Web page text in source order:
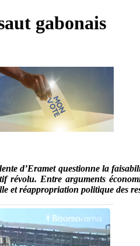
gabonais
d’Eramet questionne la
Entre arguments
et réappropriation politique des